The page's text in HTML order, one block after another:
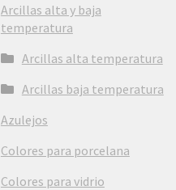
Arcillas alta y baja
temperatura
Arcillas alta temperatura
Arcillas baja temperatura
Azulejos
Colores para porcelana
Colores para vidrio